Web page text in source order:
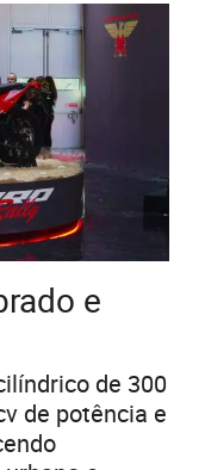
e
de 300
de potência e